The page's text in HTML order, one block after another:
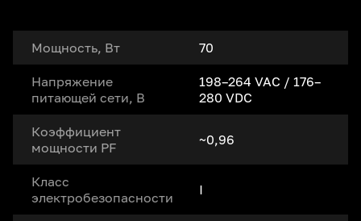
Мощность, Вт 70
Напряжение
питающей сети, В
198–264 VAC / 176–
280 VDC
Коэффициент
мощности PF
~0,96
Класс
электробезопасности
I